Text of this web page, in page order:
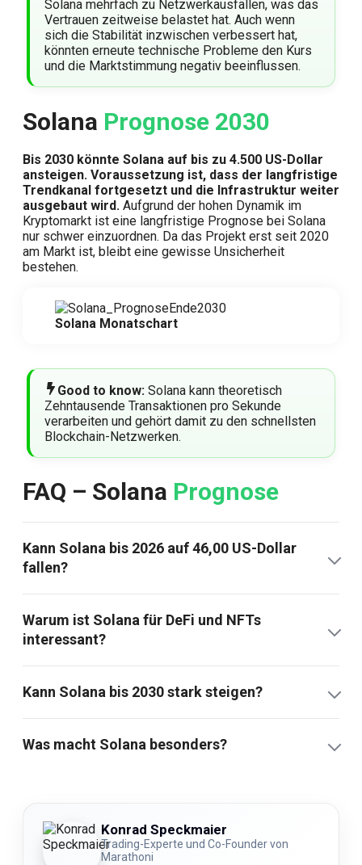
Solana mehrfach zu Netzwerkausfällen, was das
Vertrauen zeitweise belastet hat. Auch wenn
sich die Stabilität inzwischen verbessert hat,
könnten erneute technische Probleme den Kurs
und die Marktstimmung negativ beeinflussen.
Solana Prognose 2030
Bis 2030 könnte Solana auf bis zu 4.500 US-Dollar
ansteigen. Voraussetzung ist, dass der langfristige
Trendkanal fortgesetzt und die Infrastruktur weiter
ausgebaut wird. Aufgrund der hohen Dynamik im
Kryptomarkt ist eine langfristige Prognose bei Solana
nur schwer einzuordnen. Da das Projekt erst seit 2020
am Markt ist, bleibt eine gewisse Unsicherheit
bestehen.
Solana Monatschart
Good to know: Solana kann theoretisch
Zehntausende Transaktionen pro Sekunde
verarbeiten und gehört damit zu den schnellsten
Blockchain-Netzwerken.
FAQ – Solana Prognose
Kann Solana bis 2026 auf 46,00 US-Dollar
fallen?
Warum ist Solana für DeFi und NFTs
interessant?
Kann Solana bis 2030 stark steigen?
Was macht Solana besonders?
Konrad Speckmaier
Trading-Experte und Co-Founder von
Marathoni